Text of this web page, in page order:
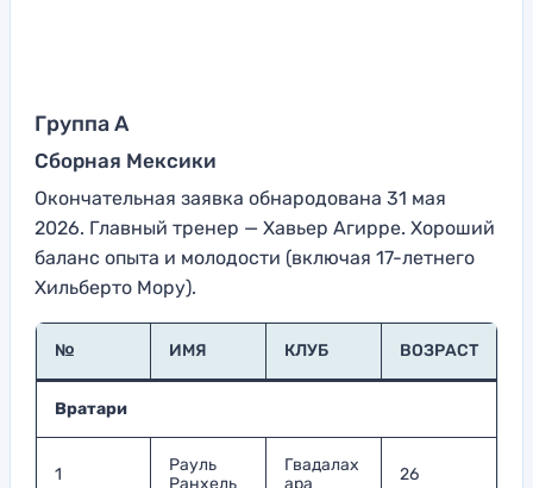
Группа A
Сборная Мексики
Окончательная заявка обнародована 31 мая
2026. Главный тренер — Хавьер Агирре. Хороший
баланс опыта и молодости (включая 17-летнего
Хильберто Мору).
№ ИМЯ КЛУБ ВОЗРАСТ
Вратари
1
Рауль
Ранхель
Гвадалах
ара
26